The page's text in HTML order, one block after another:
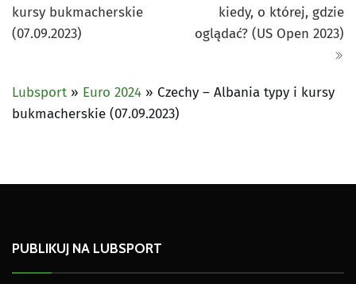
kursy bukmacherskie
(07.09.2023)
kiedy, o której, gdzie
oglądać? (US Open 2023)
Lubsport » Euro 2024 » Czechy – Albania typy i kursy
bukmacherskie (07.09.2023)
PUBLIKUJ NA LUBSPORT